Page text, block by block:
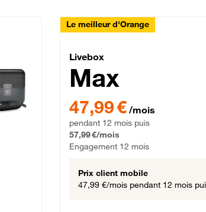
mois, Engagement 12 mois
Le meilleur d'Orange
Livebox Max
Livebox
Max
47,99 € par mois pendant 12 mois
47,99 € /mois
pendant 12 mois puis
57,99 €/mois
Engagement 12 mois
Prix client mobile
47,99 €/mois pendant 12 mois